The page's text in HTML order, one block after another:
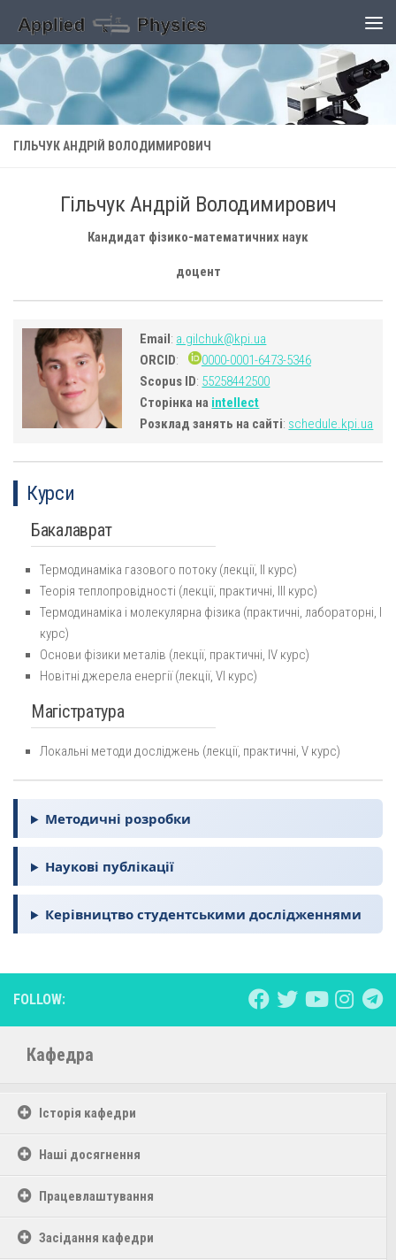
Skip to content
ГІЛЬЧУК АНДРІЙ ВОЛОДИМИРОВИЧ
Гільчук Андрій Володимирович
Кандидат фізико-математичних наук
доцент
Email: a.gilchuk@kpi.ua
ORCID:
0000-0001-6473-5346
Scopus ID: 55258442500
Сторінка на intellect
Розклад занять на сайті: schedule.kpi.ua
Курси
Бакалаврат
Термодинаміка газового потоку (лекції, ІІ курс)
Теорія теплопровідності (лекції, практичні, ІІІ курс)
Термодинаміка і молекулярна фізика (практичні, лабораторні, І
курс)
Основи фізики металів (лекції, практичні, ІV курс)
Новітні джерела енергії (лекції, VІ курс)
Магістратура
Локальні методи досліджень (лекції, практичні, V курс)
Методичні розробки
Наукові публікації
Керівництво студентськими дослідженнями
FOLLOW:
Кафедра
Історія кафедри
Наші досягнення
Працевлаштування
Засідання кафедри